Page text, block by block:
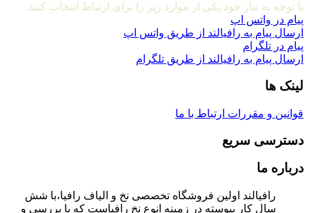
با توجه به نیاز خود یکی از موارد زیر را برای ارتباط انتخاب کنید.
پیام در واتس اپ
ارسال پیام به رافیالند از طریق واتس اپ
پیام در تلگرام
ارسال پیام به رافیالند از طریق تلگرام
لینک ها
قوانین و مقررات ارتباط با ما
دسترسی سریع
درباره ما
رافیالند اولین فروشگاه تخصصی نخ و الیاف رافیا،با شش
سال کار پیوسته در زمینه انوع نخ رافیاست که با بررسی و